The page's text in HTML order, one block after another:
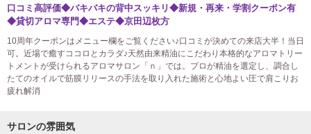
口コミ高評価◆バキバキの背中スッキリ◆新規・再来・学割クーポン有
◆貸切アロマ専門◆エステ◆京田辺枚方
10周年クーポンはメニュー欄をご覧ください♪口コミが決めての来店大半！当日
可。近場で癒すココロとカラダ♪天然由来精油にこだわり本格的なアロマトリー
トメントが受けられるアロマサロン「ｎ」では。プロが精油を選定し、調合し
たてのオイルで筋膜リリースの手法を取り入れた施術と心地よい圧で肩こりお
疲れ解消
サロンの雰囲気